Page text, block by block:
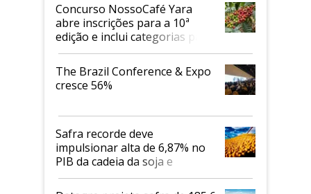
Concurso NossoCafé Yara
abre inscrições para a 10ª
edição e inclui categorias para
cafés Canephora
The Brazil Conference & Expo
cresce 56%
Safra recorde deve
impulsionar alta de 6,87% no
PIB da cadeia da soja e
biodiesel em 2026